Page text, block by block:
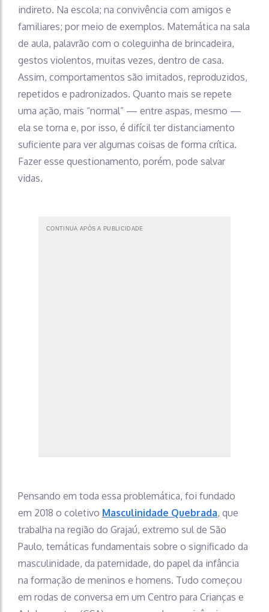
indireto. Na escola; na convivência com amigos e
familiares; por meio de exemplos. Matemática na sala
de aula, palavrão com o coleguinha de brincadeira,
gestos violentos, muitas vezes, dentro de casa.
Assim, comportamentos são imitados, reproduzidos,
repetidos e padronizados. Quanto mais se repete
uma ação, mais “normal” — entre aspas, mesmo —
ela se torna e, por isso, é difícil ter distanciamento
suficiente para ver algumas coisas de forma crítica.
Fazer esse questionamento, porém, pode salvar
vidas.
CONTINUA APÓS A PUBLICIDADE
Pensando em toda essa problemática, foi fundado
em 2018 o coletivo Masculinidade Quebrada, que
trabalha na região do Grajaú, extremo sul de São
Paulo, temáticas fundamentais sobre o significado da
masculinidade, da paternidade, do papel da infância
na formação de meninos e homens. Tudo começou
em rodas de conversa em um Centro para Crianças e